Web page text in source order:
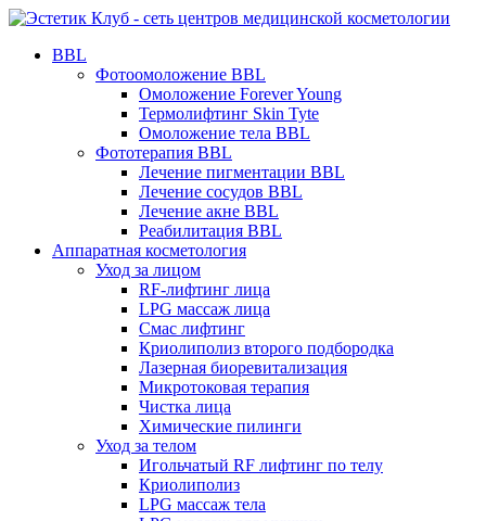
BBL
Фотоомоложение BBL
Омоложение Forever Young
Термолифтинг Skin Tyte
Омоложение тела BBL
Фототерапия BBL
Лечение пигментации BBL
Лечение сосудов BBL
Лечение акне BBL
Реабилитация BBL
Аппаратная косметология
Уход за лицом
RF-лифтинг лица
LPG массаж лица
Смас лифтинг
Криолиполиз второго подбородка
Лазерная биоревитализация
Микротоковая терапия
Чистка лица
Химические пилинги
Уход за телом
Игольчатый RF лифтинг по телу
Криолиполиз
LPG массаж тела